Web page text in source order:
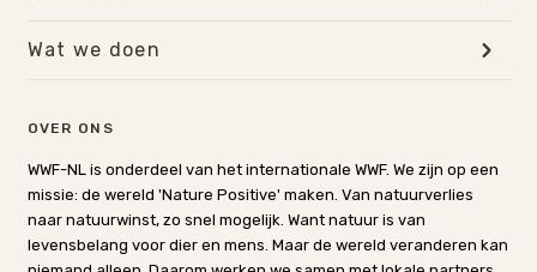
OVER ONS
WWF-NL is onderdeel van het internationale WWF. We zijn op een
missie: de wereld 'Nature Positive' maken. Van natuurverlies
naar natuurwinst, zo snel mogelijk. Want natuur is van
levensbelang voor dier en mens. Maar de wereld veranderen kan
Wat we doen